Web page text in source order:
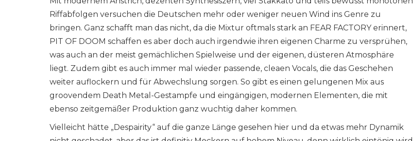
Riffabfolgen versuchen die Deutschen mehr oder weniger neuen Wind ins Genre zu
bringen. Ganz schafft man das nicht, da die Mixtur oftmals stark an FEAR FACTORY erinnert,
PIT OF DOOM schaffen es aber doch auch irgendwie ihren eigenen Charme zu versprühen,
was auch an der meist gemächlichen Spielweise und der eigenen, düsteren Atmosphäre
liegt. Zudem gibt es auch immer mal wieder passende, cleaen Vocals, die das Geschehen
weiter auflockern und für Abwechslung sorgen. So gibt es einen gelungenen Mix aus
groovendem Death Metal-Gestampfe und eingängigen, modernen Elementen, die mit
ebenso zeitgemäßer Produktion ganz wuchtig daher kommen.
Vielleicht hätte „Despairity“ auf die ganze Länge gesehen hier und da etwas mehr Dynamik